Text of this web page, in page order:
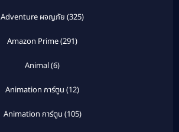
Adventure ผจญภัย (325)
Amazon Prime(291)
Animal(6)
Animation การ์ตูน (12)
Animation การ์ตูน (105)